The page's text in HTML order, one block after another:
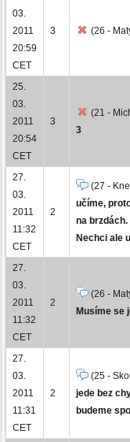
03.
2011
20:59
CET
3 (26 -
25.
03.
2011
20:54
CET
3
(21 -
3
27.
03.
2011
11:32
CET
2
(27 -
učíme,
na
Nechci ale
27.
03.
2011
11:32
CET
2
(26 -
Musíme se
27.
03.
2011
11:31
CET
2
(25 -
jede bez
budeme